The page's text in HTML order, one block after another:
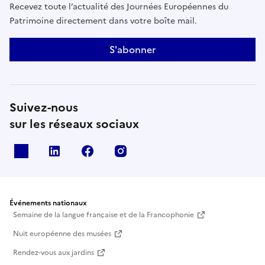
Recevez toute l’actualité des Journées Européennes du
Patrimoine directement dans votre boîte mail.
S'abonner
Suivez-nous
sur les réseaux sociaux
Linkedin Facebook
Événements nationaux
Semaine de la langue française et de la Francophonie
Nuit européenne des musées
Rendez-vous aux jardins